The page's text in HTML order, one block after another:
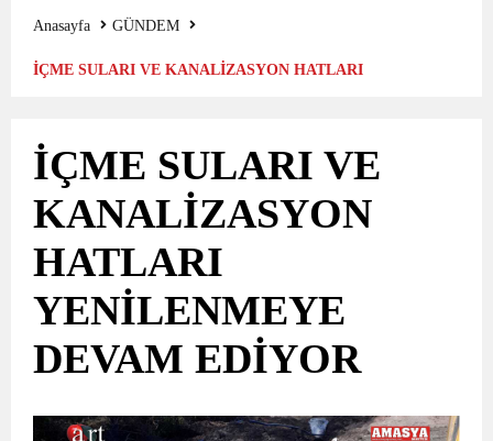
Anasayfa
GÜNDEM
İÇME SULARI VE KANALİZASYON HATLARI
İÇME SULARI VE
KANALİZASYON
HATLARI
YENİLENMEYE
DEVAM EDİYOR